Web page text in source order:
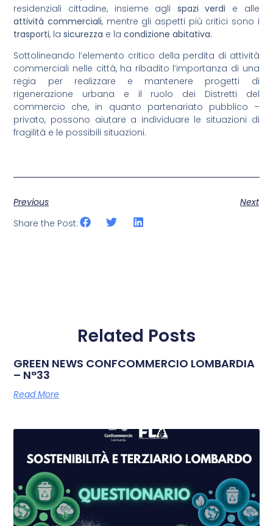
residenziali cittadine, insieme agli spazi verdi e alle
attività commerciali, mentre gli aspetti più critici sono i
trasporti, lasicurezza e lacondizione abitativa.
Sottolineando l’elemento critico della perdita di attività
commerciali nelle città, ha ribadito l’importanza di una
regia per realizzare e mantenere progetti di
rigenerazione urbana e il ruolo dei Distretti del
commercio che, in quanto partenariato pubblico –
privato, possono aiutare a individuare le situazioni di
fragilità e le possibili situazioni.
Previous
Next
Share the Post:
Related Posts
GREEN NEWS CONFCOMMERCIO LOMBARDIA
– N°33
Read More